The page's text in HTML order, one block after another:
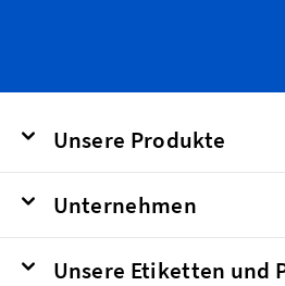
Unsere Produkte
Unternehmen
Unsere Etiketten und